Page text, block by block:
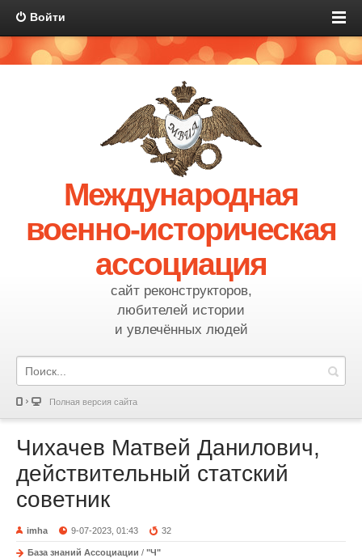
Войти
Международная
военно-историческая
ассоциация
сайт реконструкторов,
любителей истории
и увлечённых людей
Полная версия сайта
Чихачев Матвей Данилович,
действительный статский
советник
imha 9-07-2023, 01:43 32
База знаний Ассоциации / "Ч"